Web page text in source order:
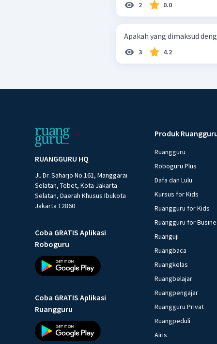
2 0.0
3 4.2
RUANGGURU HQ
Jl. Dr. Saharjo No.161, Manggarai
Selatan, Tebet, Kota Jakarta
Selatan, Daerah Khusus Ibukota
Jakarta 12860
Coba GRATIS Aplikasi
Roboguru
Coba GRATIS Aplikasi
Ruangguru
Produk
Ruangguru
Roboguru Plus
Dafa dan Lulu
Kursus for Kids
Ruangguru for Kids
Ruangguru for
Ruanguji
Ruangbaca
Ruangkelas
Ruangbelajar
Ruangpengajar
Ruangguru Privat
Ruangpeduli
Airis